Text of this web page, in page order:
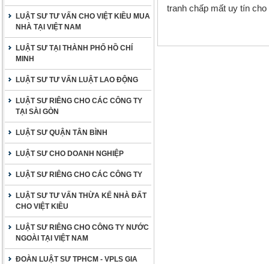
LUẬT SƯ TƯ VẤN CHO VIỆT KIỀU MUA
NHÀ TẠI VIỆT NAM
LUẬT SƯ TẠI THÀNH PHỐ HỒ CHÍ
MINH
LUẬT SƯ TƯ VẤN LUẬT LAO ĐỘNG
LUẬT SƯ RIÊNG CHO CÁC CÔNG TY
TẠI SÀI GÒN
LUẬT SƯ QUẬN TÂN BÌNH
LUẬT SƯ CHO DOANH NGHIỆP
LUẬT SƯ RIÊNG CHO CÁC CÔNG TY
LUẬT SƯ TƯ VẤN THỪA KẾ NHÀ ĐẤT
CHO VIỆT KIỀU
LUẬT SƯ RIÊNG CHO CÔNG TY NƯỚC
NGOÀI TẠI VIỆT NAM
ĐOÀN LUẬT SƯ TPHCM - VPLS GIA
tranh chấp mất uy tín cho